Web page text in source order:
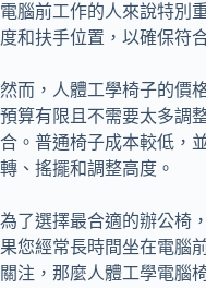
電腦前工作的人來說特別
度和扶手位置，以確保符
然而，人體工學椅子的價
預算有限且不需要太多調
合。普通椅子成本較低，
轉、搖擺和調整高度。
為了選擇最合適的辦公椅
果您經常長時間坐在電腦
關注，那麼人體工學電腦